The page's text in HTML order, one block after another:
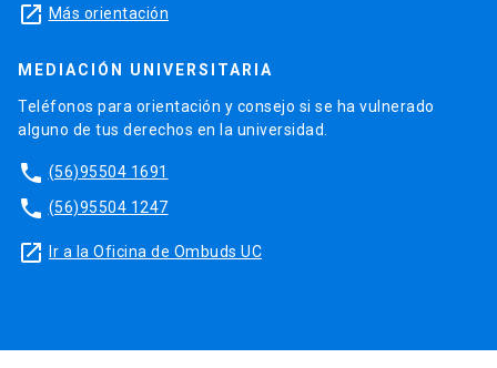
launch Más orientación
MEDIACIÓN UNIVERSITARIA
Teléfonos para orientación y consejo si se ha vulnerado
alguno de tus derechos en la universidad.
phone (56)95504 1691
phone (56)95504 1247
launch Ir a la Oficina de Ombuds UC